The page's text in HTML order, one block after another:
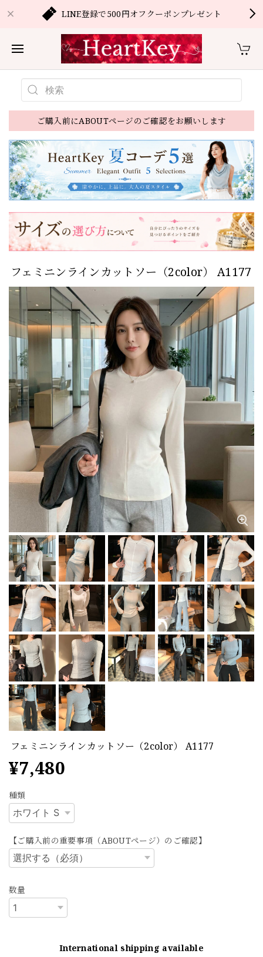
LINE登録で500円オフクーポンプレゼント
ご購入前にABOUTページのご確認をお願いします
フェミニンラインカットソー（2color） A1177
フェミニンラインカットソー（2color） A1177
¥7,480
種類
【ご購入前の重要事項（ABOUTページ）のご確認】
数量
International shipping available